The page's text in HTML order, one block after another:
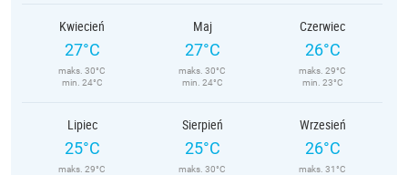
Kwiecień
27°C
maks. 30°C
min. 24°C
Maj
27°C
maks. 30°C
min. 24°C
Czerwiec
26°C
maks. 29°C
min. 23°C
Lipiec
25°C
maks. 29°C
Sierpień
25°C
maks. 30°C
Wrzesień
26°C
maks. 31°C